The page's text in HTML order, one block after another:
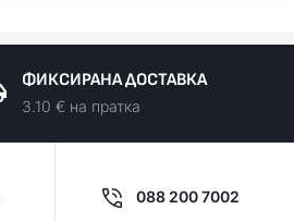
ФИКСИРАНА ДОСТАВКА
3.10 € на пратка
088 200 7002